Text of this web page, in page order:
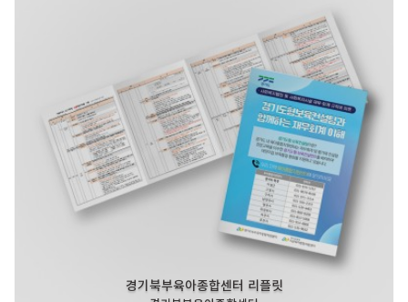
경기북부육아종합센터 리플릿